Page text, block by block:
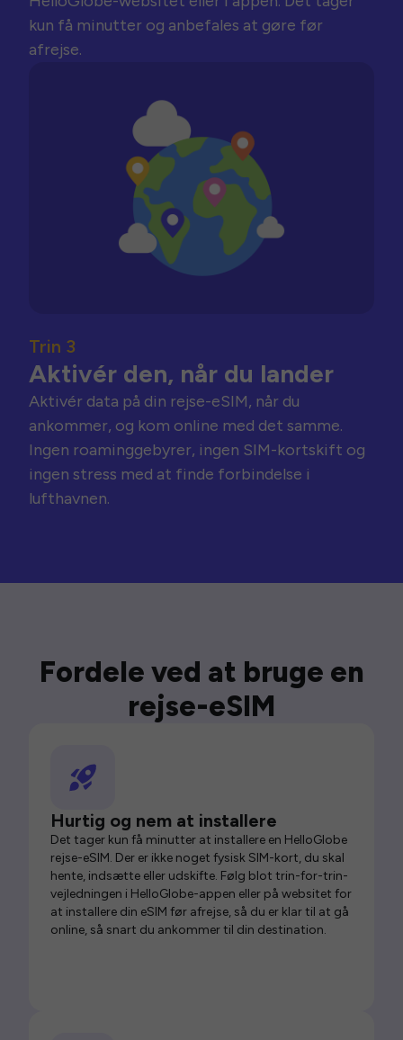
kun få minutter og anbefales at gøre før
afrejse.
Trin 3
Aktivér den, når du lander
Aktivér data på din rejse-eSIM, når du
ankommer, og kom online med det samme.
Ingen roaminggebyrer, ingen SIM-kortskift og
ingen stress med at finde forbindelse i
lufthavnen.
Fordele ved at bruge en
rejse-eSIM
Hurtig og nem at installere
Det tager kun få minutter at installere en HelloGlobe
rejse-eSIM. Der er ikke noget fysisk SIM-kort, du skal
hente, indsætte eller udskifte. Følg blot trin-for-trin-
vejledningen i HelloGlobe-appen eller på websitet for
at installere din eSIM før afrejse, så du er klar til at gå
online, så snart du ankommer til din destination.